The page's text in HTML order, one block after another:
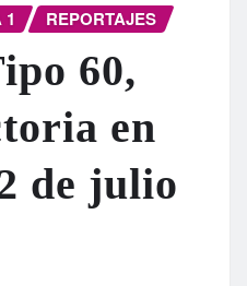
1 REPORTAJES
60,
en
de julio